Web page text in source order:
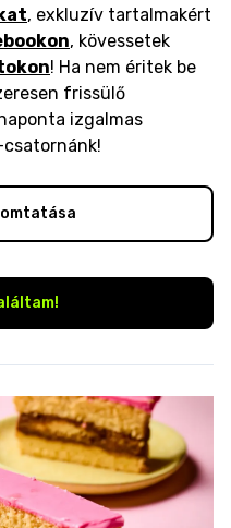
, exkluzív tartalmakért
, kövessetek
! Ha nem éritek be
frissülő
izgalmas